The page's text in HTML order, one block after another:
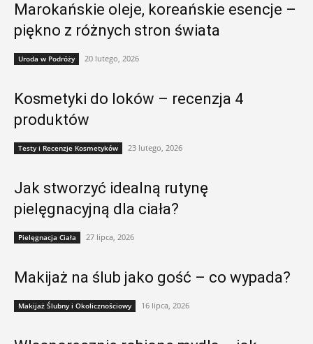
Marokańskie oleje, koreańskie esencje –
piękno z różnych stron świata
Uroda w Podróży 20 lutego, 2026
Kosmetyki do loków – recenzja 4
produktów
Testy i Recenzje Kosmetyków 23 lutego, 2026
Jak stworzyć idealną rutynę
pielęgnacyjną dla ciała?
Pielęgnacja Ciała 27 lipca, 2026
Makijaż na ślub jako gość – co wypada?
Makijaż Ślubny i Okolicznościowy 16 lipca, 2026